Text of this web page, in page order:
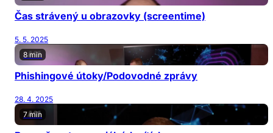
Čas strávený u obrazovky (screentime)
5. 5. 2025
8 min
Phishingové útoky/Podovodné zprávy
28. 4. 2025
7 min